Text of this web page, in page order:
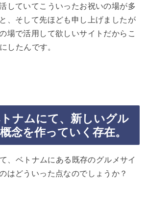
していてこういったお祝いの場が多
、そして先ほども申し上げましたが
場で活用して欲しいサイトだからこ
したんです。
ナムにて、新しいグル
念を作っていく存在。
、ベトナムにある既存のグルメサイ
はどういった点なのでしょうか？